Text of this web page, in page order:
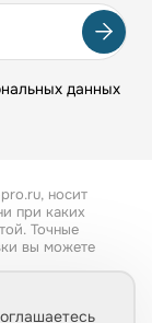
данных
носит
при каких
Точные
вы можете